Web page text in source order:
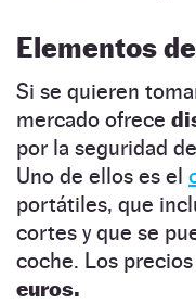
Elementos
Si se quieren
mercado ofrece
por la seguridad
Uno de ellos es el
portátiles, que
cortes y que se
coche. Los precios
euros.